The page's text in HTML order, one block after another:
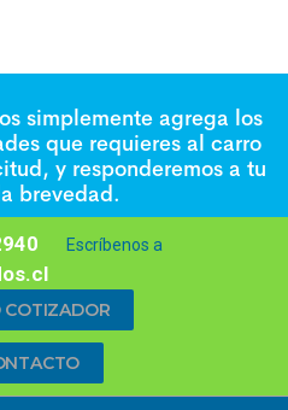
simplemente agrega los
que requieres al carro
y responderemos a tu
brevedad.
Escríbenos a
COTIZADOR